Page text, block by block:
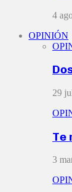
4
OPINIÓN
29
Te
3